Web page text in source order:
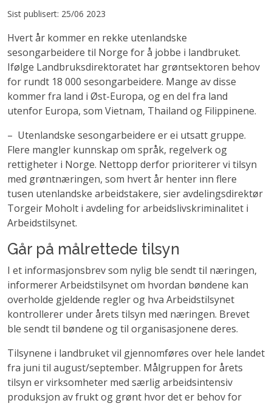
Sist publisert: 25/06 2023
Hvert år kommer en rekke utenlandske
sesongarbeidere til Norge for å jobbe i landbruket.
Ifølge Landbruksdirektoratet har grøntsektoren behov
for rundt 18 000 sesongarbeidere. Mange av disse
kommer fra land i Øst-Europa, og en del fra land
utenfor Europa, som Vietnam, Thailand og Filippinene.
– Utenlandske sesongarbeidere er ei utsatt gruppe.
Flere mangler kunnskap om språk, regelverk og
rettigheter i Norge. Nettopp derfor prioriterer vi tilsyn
med grøntnæringen, som hvert år henter inn flere
tusen utenlandske arbeidstakere, sier avdelingsdirektør
Torgeir Moholt i avdeling for arbeidslivskriminalitet i
Arbeidstilsynet.
Går på målrettede tilsyn
I et informasjonsbrev som nylig ble sendt til næringen,
informerer Arbeidstilsynet om hvordan bøndene kan
overholde gjeldende regler og hva Arbeidstilsynet
kontrollerer under årets tilsyn med næringen. Brevet
ble sendt til bøndene og til organisasjonene deres.
Tilsynene i landbruket vil gjennomføres over hele landet
fra juni til august/september. Målgruppen for årets
tilsyn er virksomheter med særlig arbeidsintensiv
produksjon av frukt og grønt hvor det er behov for